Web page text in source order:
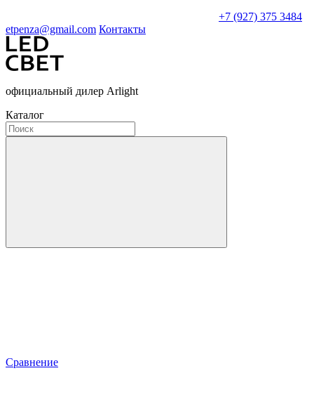
+7 (927) 375 3484
etpenza@gmail.com Контакты
официальный дилер Arlight
Каталог
Сравнение